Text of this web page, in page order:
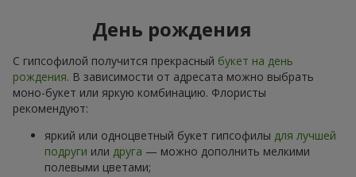
День рождения
С гипсофилой получится прекрасный букет на день
рождения. В зависимости от адресата можно выбрать
моно-букет или яркую комбинацию. Флористы
рекомендуют:
яркий или одноцветный букет гипсофилы для лучшей
подруги или друга — можно дополнить мелкими
полевыми цветами;